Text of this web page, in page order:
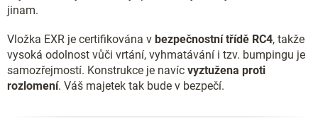
jinam.
Vložka EXR je certifikována v bezpečnostní třídě RC4, takže
vysoká odolnost vůči vrtání, vyhmatávání i tzv. bumpingu je
samozřejmostí. Konstrukce je navíc vyztužena proti
rozlomení. Váš majetek tak bude v bezpečí.